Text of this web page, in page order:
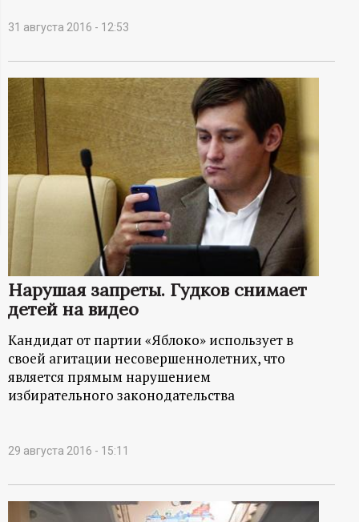
н
ф
о
р
м
а
ц
и
о
н
н
ы
й
31 августа 2016 - 12:53
Нарушая запреты. Гудков снимает
детей на видео
Кандидат от партии «Яблоко» использует в
своей агитации несовершеннолетних, что
является прямым нарушением
избирательного законодательства
29 августа 2016 - 15:11